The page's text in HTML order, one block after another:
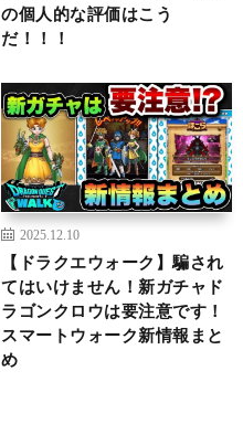
の個人的な評価はこう
だ！！！
2025.12.10
【ドラクエウォーク】騙され
てはいけません！新ガチャド
ラゴンクロウは要注意です！
スマートウォーク新情報まと
め